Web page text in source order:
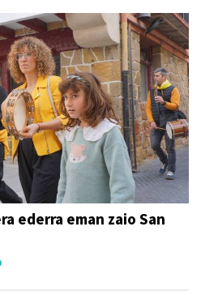
ederra eman zaio San